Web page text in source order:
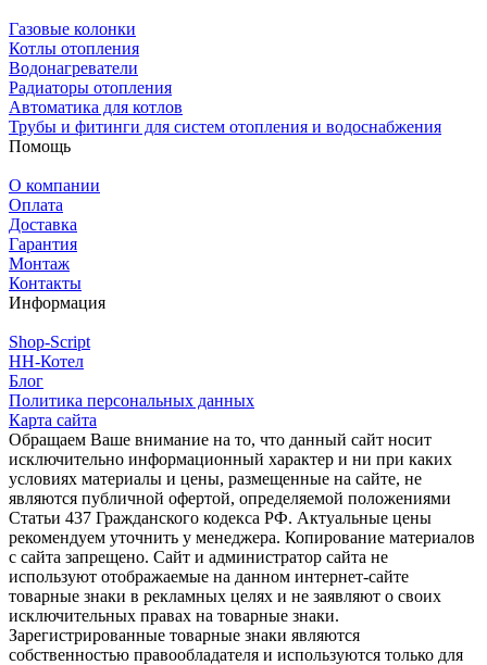
Газовые колонки
Котлы отопления
Водонагреватели
Радиаторы отопления
Автоматика для котлов
Трубы и фитинги для систем отопления и водоснабжения
Помощь
О компании
Оплата
Доставка
Гарантия
Монтаж
Контакты
Информация
Shop-Script
НН-Котел
Блог
Политика персональных данных
Карта сайта
Обращаем Ваше внимание на то, что данный сайт носит
исключительно информационный характер и ни при каких
условиях материалы и цены, размещенные на сайте, не
являются публичной офертой, определяемой положениями
Статьи 437 Гражданского кодекса РФ. Актуальные цены
рекомендуем уточнить у менеджера. Копирование материалов
с сайта запрещено. Сайт и администратор сайта не
используют отображаемые на данном интернет-сайте
товарные знаки в рекламных целях и не заявляют о своих
исключительных правах на товарные знаки.
Зарегистрированные товарные знаки являются
собственностью правообладателя и используются только для